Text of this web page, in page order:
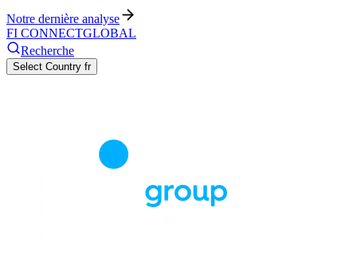
Notre dernière analyse
FI CONNECTGLOBAL
Recherche
Select Country fr